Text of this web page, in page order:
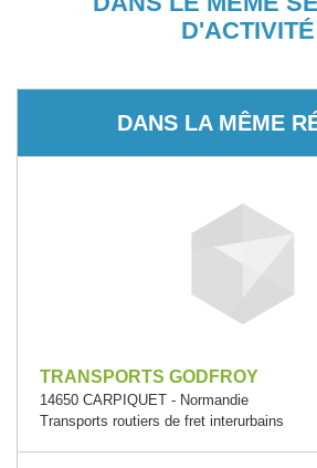
D'ACTIVITÉ
DANS LA MÊME
TRANSPORTS GODFROY
14650 CARPIQUET - Normandie
Transports routiers de fret interurbains